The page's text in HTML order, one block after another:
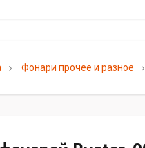
Фонари прочее и разное